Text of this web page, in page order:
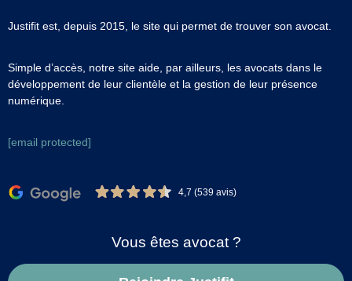
Justifit est, depuis 2015, le site qui permet de trouver son avocat.
Simple d’accès, notre site aide, par ailleurs, les avocats dans le
développement de leur clientèle et la gestion de leur présence
numérique.
[email protected]
4,7 (539 avis)
Vous êtes avocat ?